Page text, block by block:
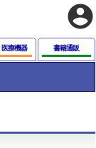
account_circle
医療機器 書籍通販